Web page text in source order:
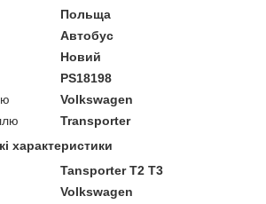
Польща
Автобус
Новий
PS18198
Volkswagen
Transporter
характеристики
Tansporter T2 T3
Volkswagen